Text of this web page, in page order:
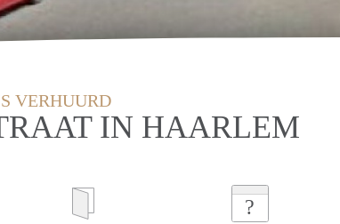
VERHUURD
IN HAARLEM
?